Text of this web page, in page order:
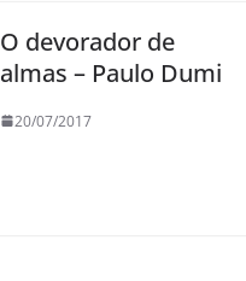
O devorador de
almas – Paulo Dumi
20/07/2017